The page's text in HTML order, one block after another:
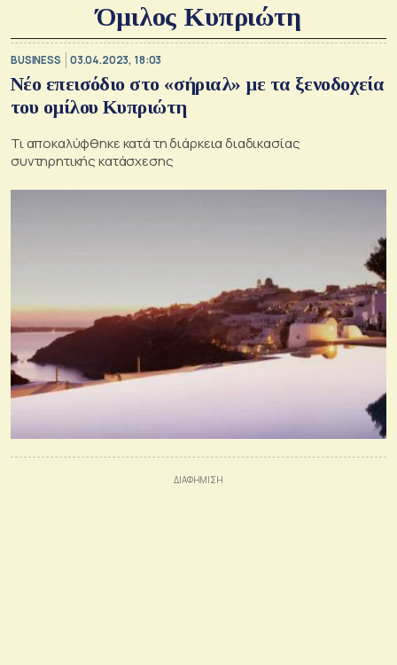
Όμιλος Κυπριώτη
BUSINESS 03.04.2023, 18:03
Νέο επεισόδιο στο «σήριαλ» με τα ξενοδοχεία
του ομίλου Κυπριώτη
Τι αποκαλύφθηκε κατά τη διάρκεια διαδικασίας
συντηρητικής κατάσχεσης